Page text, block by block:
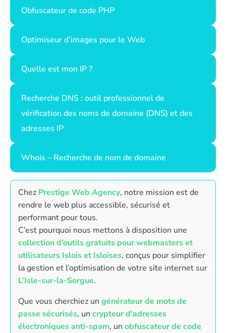
Obfuscateur de code PHP
Optimiseur d’images pour le Web
Quelle est mon IP ?
Recherche DNS : outil professionnel de
vérification des noms de domaine (DNS) et des
adresses IP
Whois – Recherche de nom de domaine
Chez Prestige Web Agency, notre mission est de
rendre le web plus accessible, sécurisé et
performant pour tous.
C’est pourquoi nous mettons à disposition une
collection d’outils gratuits pour webmasters et
utilisateurs Islois et Isloises, conçus pour simplifier
la gestion et l’optimisation de votre site internet sur
L’Isle-sur-la-Sorgue.
Que vous cherchiez un générateur de mots de
passe sécurisés, un crypteur d’adresses
électroniques anti-spam, un obfuscateur de code